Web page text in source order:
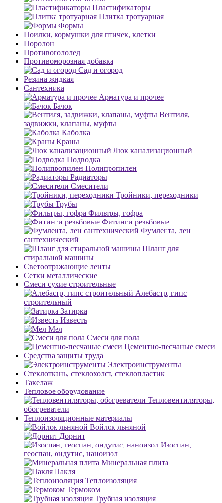
Пластификаторы
Плитка тротуарная
Формы
Поилки, кормушки для птичек, клетки
Поролон
Противогололед
Противоморозная добавка
Сад и огород
Резина жидкая
Сантехника
Арматура и прочее
Бачок
Вентиля,
задвижки, клапаны, муфты
Каболка
Краны
Люк канализационный
Подводка
Полипропилен
Радиаторы
Смесители
Тройники, переходники
Трубы
Фильтры, гофра
Фитинги резьбовые
Фумлента, лен
сантехнический
Шланг для
стиральной машины
Светоотражающие ленты
Сетки металлические
Смеси сухие строительные
Алебастр, гипс
строительный
Затирка
Известь
Мел
Смеси для пола
Цементно-песчаные смеси
Средства защиты труда
Электроинструменты
Стеклоткань, стеклохолст, стеклопластик
Такелаж
Тепловое оборудование
Тепловентиляторы,
обогреватели
Теплоизоляционные материалы
Войлок льняной
Дорнит
Изоспан,
геоспан, ондутис, наноизол
Минеральная плита
Пакля
Теплоизоляция
Термоком
Трубная изоляция